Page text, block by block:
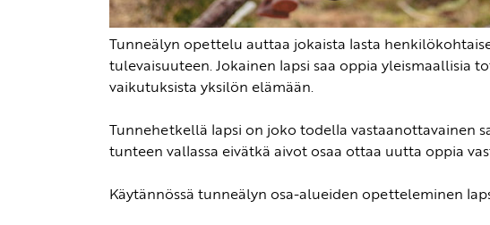
Tunneälyn opettelu auttaa jokaista lasta
tulevaisuuteen. Jokainen lapsi saa oppia yleismaallisia
vaikutuksista yksilön elämään.
Tunnehetkellä lapsi on joko todella vastaanottavainen
tunteen vallassa eivätkä aivot osaa ottaa uutta oppia
Käytännössä tunneälyn osa-alueiden opetteleminen